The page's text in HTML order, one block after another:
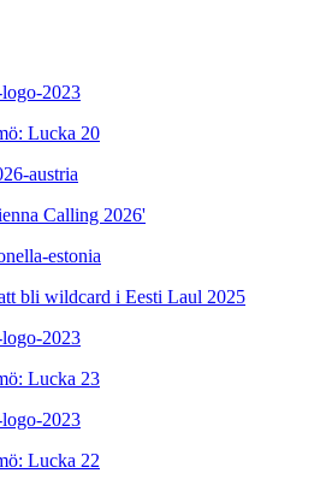
Lucka 20
Calling 2026'
bli wildcard i Eesti Laul 2025
Lucka 23
Lucka 22